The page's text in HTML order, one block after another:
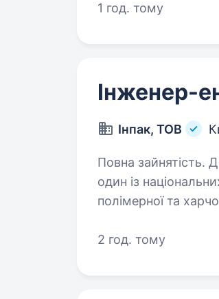
1 год. тому
Інженер-
Інпак, ТОВ
Повна зайнятість.
один із
полімерної та
2 год. тому